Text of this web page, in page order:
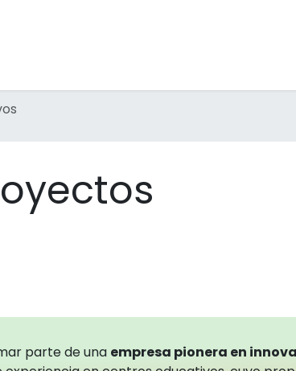
parte de una empresa pionera en